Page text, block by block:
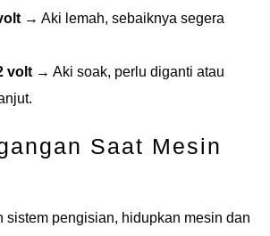
→ Aki lemah, sebaiknya segera
volt → Aki soak, perlu diganti atau
Saat Mesin
sistem pengisian, hidupkan mesin dan